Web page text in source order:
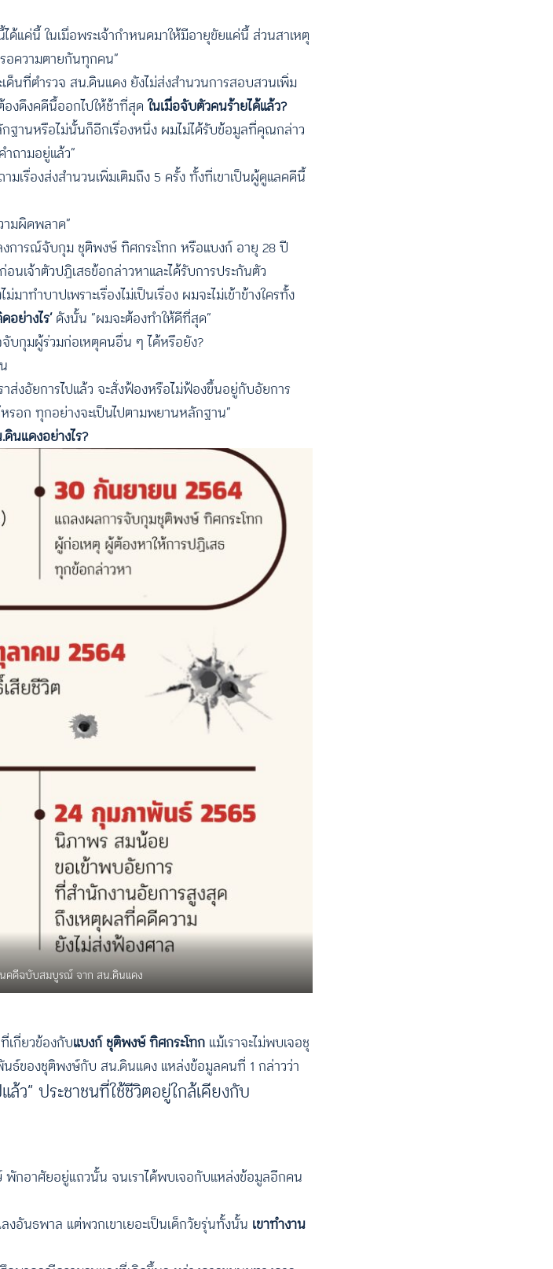
แค่นี้ ในเมื่อพระเจ้ากำหนดมาให้มีอายุขัยแค่นี้ ส่วนสาเหตุ
อความตายกันทุกคน”
นที่ตำรวจ สน.ดินแดง ยังไม่ส่งสำนวนการสอบสวนเพิ่ม
องดึงคดีนี้ออกไปให้ช้าที่สุดในเมื่อจับตัวคนร้ายได้แล้ว?
ลักฐานหรือไม่นั้นก็อีกเรื่องหนึ่ง ผมไม่ได้รับข้อมูลที่คุณกล่าว
ถามอยู่แล้ว”
รื่องส่งสำนวนเพิ่มเติมถึง 5 ครั้ง ทั้งที่เขาเป็นผู้ดูแลคดีนี้
ามผิดพลาด”
การณ์จับกุม ชุติพงษ์ ทิศกระโทก หรือแบงก์ อายุ 28 ปี
เจ้าตัวปฏิเสธข้อกล่าวหาและได้รับการประกันตัว
ทำบาปเพราะเรื่องไม่เป็นเรื่อง ผมจะไม่เข้าข้างใครทั้ง
ย่างไร’ดังนั้น “ผมจะต้องทำให้ดีที่สุด”
บกุมผู้ร่วมก่อเหตุคนอื่น ๆ ได้หรือยัง?
ส่งอัยการไปแล้ว จะสั่งฟ้องหรือไม่ฟ้องขึ้นอยู่กับอัยการ
รอก ทุกอย่างจะเป็นไปตามพยานหลักฐาน”
นแดงอย่างไร?
นคดีฉบับสมบูรณ์ จาก สน.ดินแดง
เกี่ยวข้องกับแบงก์ ชุติพงษ์ ทิศกระโทก แม้เราจะไม่พบเจอชุ
ธ์ของชุติพงษ์กับ สน.ดินแดง แหล่งข้อมูลคนที่ 1 กล่าวว่า
ล้ว” ประชาชนที่ใช้ชีวิตอยู่ใกล้เคียงกับ
ษ์ พักอาศัยอยู่แถวนั้น จนเราได้พบเจอกับแหล่งข้อมูลอีกคน
งอันธพาล แต่พวกเขาเยอะเป็นเด็กวัยรุ่นทั้งนั้น เขาทำงาน